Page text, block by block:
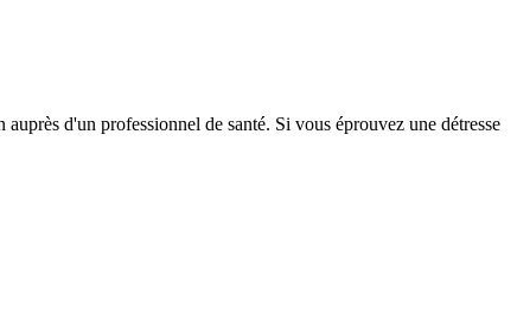
d'un professionnel de santé. Si vous éprouvez une détresse